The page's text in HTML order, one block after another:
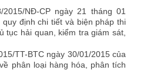
NĐ-CP ngày 21 tháng 01
định chi tiết và biện pháp thi
tục hải quan, kiểm tra giám sát,
TT-BTC ngày 30/01/2015 của
phân loại hàng hóa, phân tích